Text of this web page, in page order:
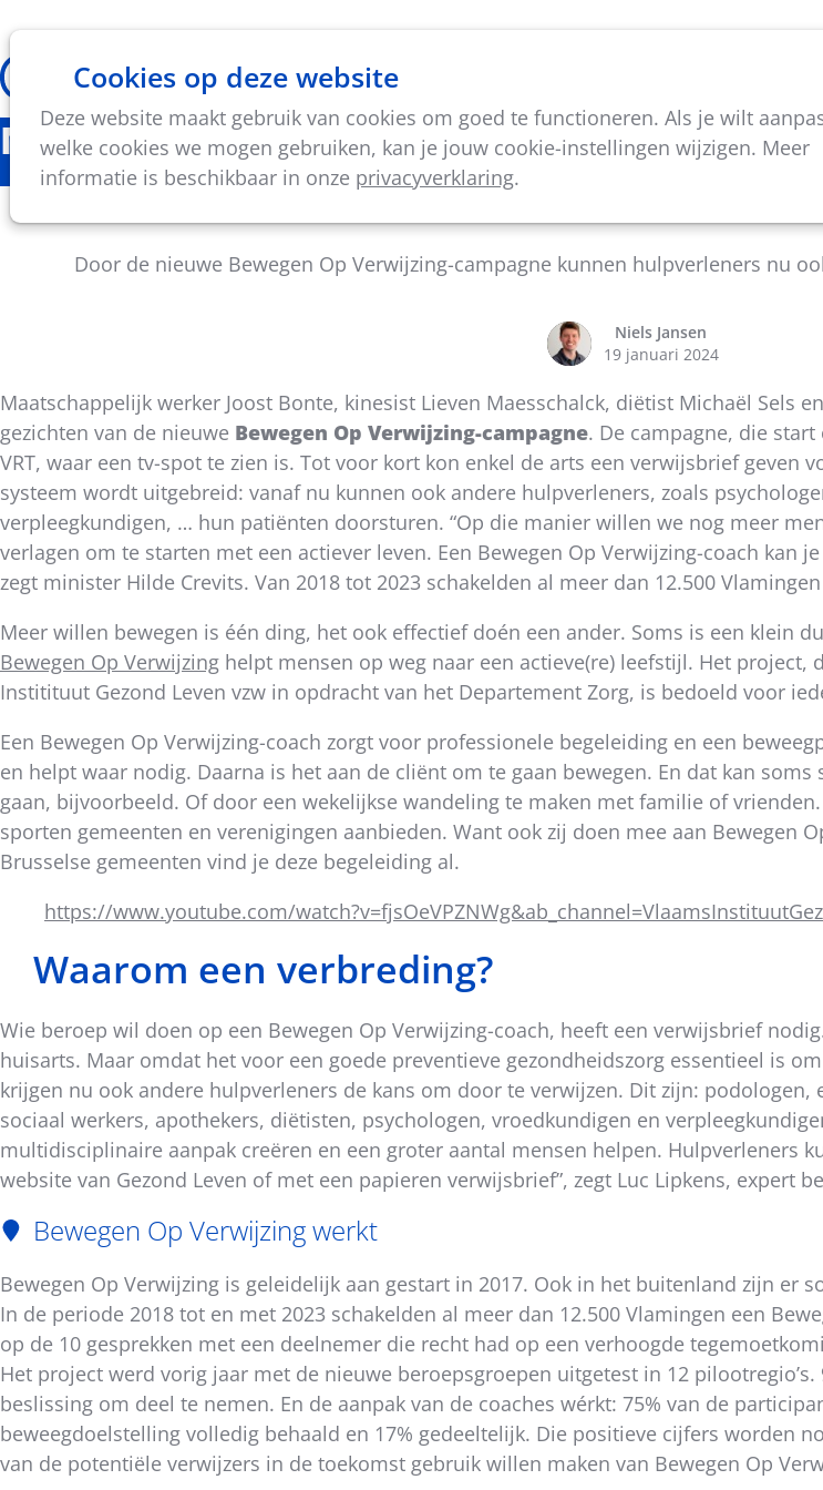
Cookies op deze website
Deze website maakt gebruik van cookies om goed te functioneren. Als je wilt
welke cookies we mogen gebruiken, kan je jouw cookie-instellingen wijzigen. Meer
informatie is beschikbaar in onze privacyverklaring.
Thema's Vorming & activiteiten
Nieuws
Verbreding Bewegen Op Verwijzing
Door de nieuwe Bewegen Op Verwijzing-campagne kunnen hulpverleners nu
Niels Jansen
19 januari 2024
Maatschappelijk werker Joost Bonte, kinesist Lieven Maesschalck, diëtist Michaël Sels
gezichten van de nieuwe Bewegen Op Verwijzing-campagne. De campagne, die
VRT, waar een tv-spot te zien is. Tot voor kort kon enkel de arts een verwijsbrief geven
systeem wordt uitgebreid: vanaf nu kunnen ook andere hulpverleners, zoals
verpleegkundigen, … hun patiënten doorsturen. “Op die manier willen we nog meer
verlagen om te starten met een actiever leven. Een Bewegen Op Verwijzing-coach kan
zegt minister Hilde Crevits. Van 2018 tot 2023 schakelden al meer dan 12.500
Meer willen bewegen is één ding, het ook effectief doén een ander. Soms is een klein
Bewegen Op Verwijzing helpt mensen op weg naar een actieve(re) leefstijl. Het
Institituut Gezond Leven vzw in opdracht van het Departement Zorg, is bedoeld voor
Een Bewegen Op Verwijzing-coach zorgt voor professionele begeleiding en een
en helpt waar nodig. Daarna is het aan de cliënt om te gaan bewegen. En dat kan
gaan, bijvoorbeeld. Of door een wekelijkse wandeling te maken met familie of
sporten gemeenten en verenigingen aanbieden. Want ook zij doen mee aan Bewegen
Brusselse gemeenten vind je deze begeleiding al.
https://www.youtube.com/
Waarom een verbreding?
Wie beroep wil doen op een Bewegen Op Verwijzing-coach, heeft een verwijsbrief
huisarts. Maar omdat het voor een goede preventieve gezondheidszorg essentieel is
krijgen nu ook andere hulpverleners de kans om door te verwijzen. Dit zijn:
sociaal werkers, apothekers, diëtisten, psychologen, vroedkundigen en
multidisciplinaire aanpak creëren en een groter aantal mensen helpen. Hulpverleners
website van Gezond Leven of met een papieren verwijsbrief”, zegt Luc Lipkens, expert
Bewegen Op Verwijzing werkt
Bewegen Op Verwijzing is geleidelijk aan gestart in 2017. Ook in het buitenland zijn er
In de periode 2018 tot en met 2023 schakelden al meer dan 12.500 Vlamingen een
op de 10 gesprekken met een deelnemer die recht had op een verhoogde
Het project werd vorig jaar met de nieuwe beroepsgroepen uitgetest in 12
beslissing om deel te nemen. En de aanpak van de coaches wérkt: 75% van de
beweegdoelstelling volledig behaald en 17% gedeeltelijk. Die positieve cijfers worden
van de potentiële verwijzers in de toekomst gebruik willen maken van Bewegen Op
Deel
dit
bericht